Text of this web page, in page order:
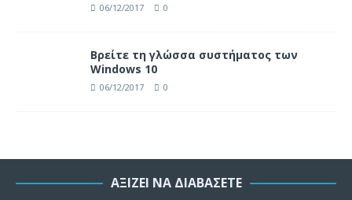
06/12/2017 0
Βρείτε τη γλώσσα συστήματος των
Windows 10
06/12/2017 0
ΑΞΊΖΕΙ ΝΑ ΔΙΑΒΆΣΕΤΕ